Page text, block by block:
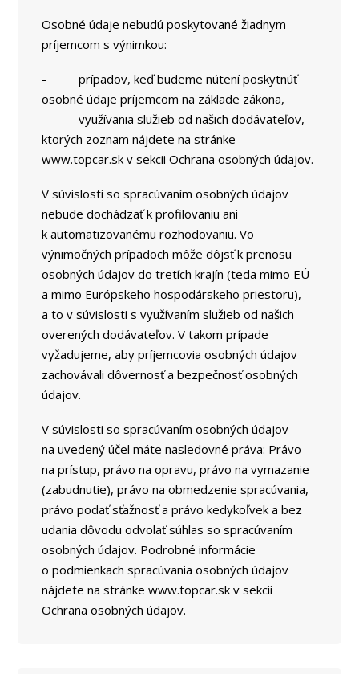
Osobné údaje nebudú poskytované žiadnym
príjemcom s výnimkou:
- prípadov, keď budeme nútení poskytnúť
osobné údaje príjemcom na základe zákona,
- využívania služieb od našich dodávateľov,
ktorých zoznam nájdete na stránke
www.topcar.sk v sekcii Ochrana osobných údajov.
V súvislosti so spracúvaním osobných údajov
nebude dochádzať k profilovaniu ani
k automatizovanému rozhodovaniu. Vo
výnimočných prípadoch môže dôjsť k prenosu
osobných údajov do tretích krajín (teda mimo EÚ
a mimo Európskeho hospodárskeho priestoru),
a to v súvislosti s využívaním služieb od našich
overených dodávateľov. V takom prípade
vyžadujeme, aby príjemcovia osobných údajov
zachovávali dôvernosť a bezpečnosť osobných
údajov.
V súvislosti so spracúvaním osobných údajov
na uvedený účel máte nasledovné práva: Právo
na prístup, právo na opravu, právo na vymazanie
(zabudnutie), právo na obmedzenie spracúvania,
právo podať sťažnosť a právo kedykoľvek a bez
udania dôvodu odvolať súhlas so spracúvaním
osobných údajov. Podrobné informácie
o podmienkach spracúvania osobných údajov
nájdete na stránke www.topcar.sk v sekcii
Ochrana osobných údajov.